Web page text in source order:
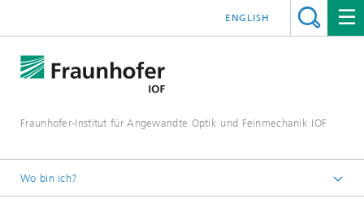
Fraunhofer-Institut für Angewandte Optik und Feinmechanik IOF
ENGLISH
Wo bin ich?